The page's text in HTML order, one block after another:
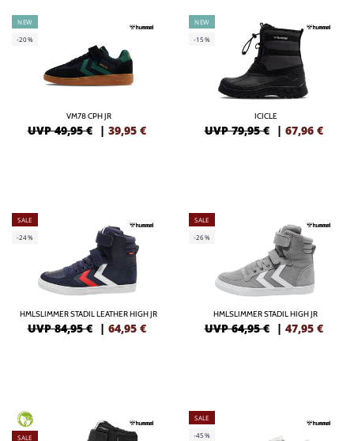
NEW
-20%
VM78 CPH JR
UVP 49,95 € | 39,95 €
NEW
-15%
ICICLE
UVP 79,95 € | 67,96 €
SALE
-24%
HMLSLIMMER STADIL LEATHER HIGH JR
UVP 84,95 € | 64,95 €
SALE
-26%
HMLSLIMMER STADIL HIGH JR
UVP 64,95 € | 47,95 €
GREEN
SALE
SALE
-45%